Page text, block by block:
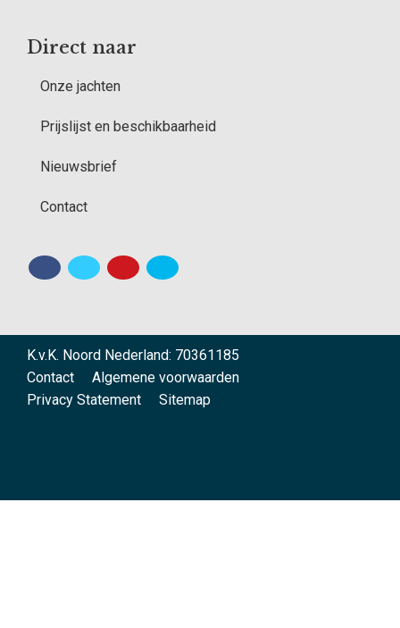
Direct naar
Onze jachten
Prijslijst en beschikbaarheid
Nieuwsbrief
Contact
K.v.K. Noord Nederland: 70361185
Contact
Algemene voorwaarden
Privacy Statement
Sitemap